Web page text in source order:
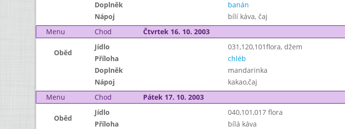
Doplněk
banán
Nápoj
bílí káva, čaj
Menu
Chod Čtvrtek 16. 10. 2003
Oběd
Jídlo
031,120,101flora, džem
Příloha
chléb
Doplněk
mandarinka
Nápoj
kakao,čaj
Menu
Chod Pátek 17. 10. 2003
Oběd
Jídlo
040,101,017 flora
Příloha
bílá káva